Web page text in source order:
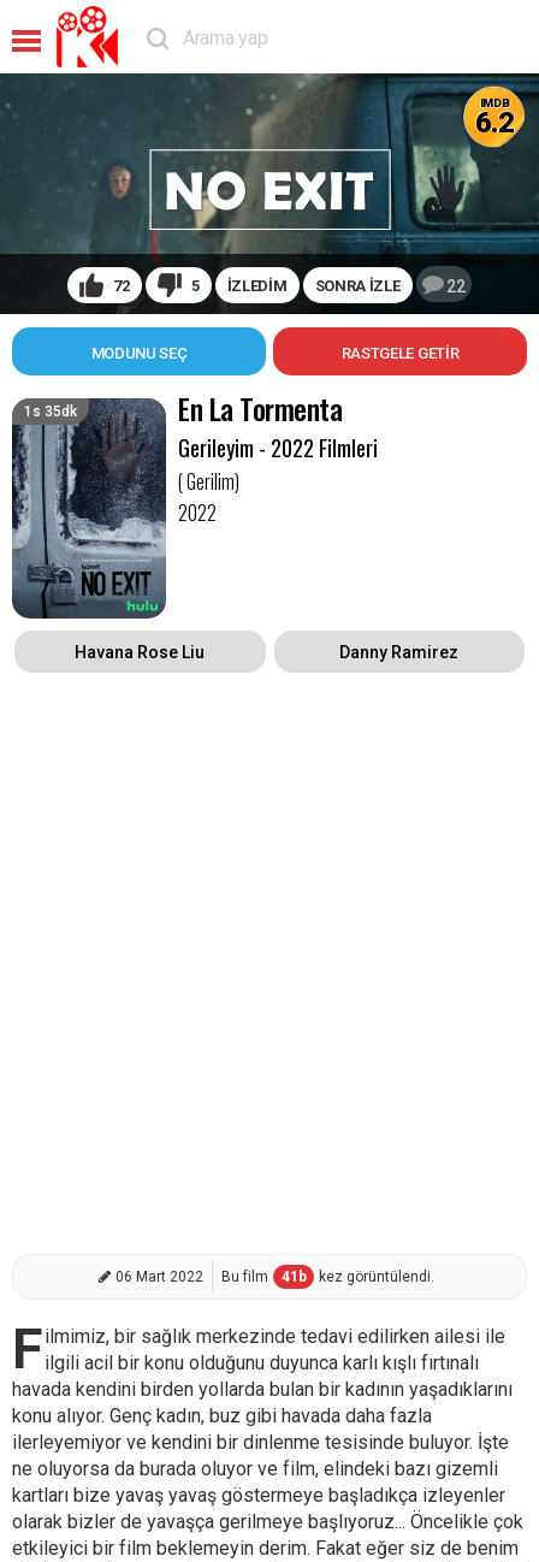
72 5 İZLEDİM SONRA İZLE 22
MODUNU SEÇ
1s 35dk
IMDB
6.2
En La Tormenta
Gerileyim - 2022 Filmleri
( Gerilim)
2022
Havana Rose Liu Danny Ramirez
06 Mart 2022 Bu film 41 b kez görüntülendi.
Filmimiz, bir sağlık merkezinde tedavi edilirken ailesi ile
ilgili acil bir konu olduğunu duyunca karlı kışlı fırtınalı
havada kendini birden yollarda bulan bir kadının yaşadıklarını
konu alıyor. Genç kadın, buz gibi havada daha fazla
ilerleyemiyor ve kendini bir dinlenme tesisinde buluyor. İşte
ne oluyorsa da burada oluyor ve film, elindeki bazı gizemli
kartları bize yavaş yavaş göstermeye başladıkça izleyenler
olarak bizler de yavaşça gerilmeye başlıyoruz... Öncelikle çok
etkileyici bir film beklemeyin derim. Fakat eğer siz de benim